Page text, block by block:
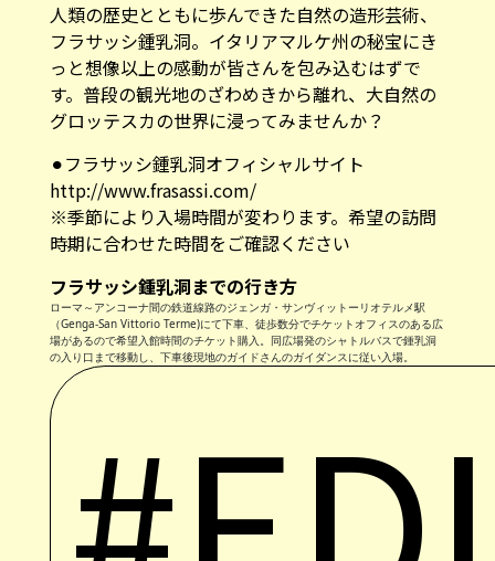
人類の歴史とともに歩んできた自然の造形芸術、
フラサッシ鍾乳洞。イタリアマルケ州の秘宝にき
っと想像以上の感動が皆さんを包み込むはずで
す。普段の観光地のざわめきから離れ、大自然の
グロッテスカの世界に浸ってみませんか？
⚫︎フラサッシ鍾乳洞オフィシャルサイト
http://www.frasassi.com/
※季節により入場時間が変わります。希望の訪問
時期に合わせた時間をご確認ください
フラサッシ鍾乳洞までの行き方
ローマ～アンコーナ間の鉄道線路のジェンガ・サンヴィットーリオテルメ駅
（Genga-San Vittorio Terme)にて下車、徒歩数分でチケットオフィスのある広
場があるので希望入館時間のチケット購入。同広場発のシャトルバスで鍾乳洞
の入り口まで移動し、下車後現地のガイドさんのガイダンスに従い入場。